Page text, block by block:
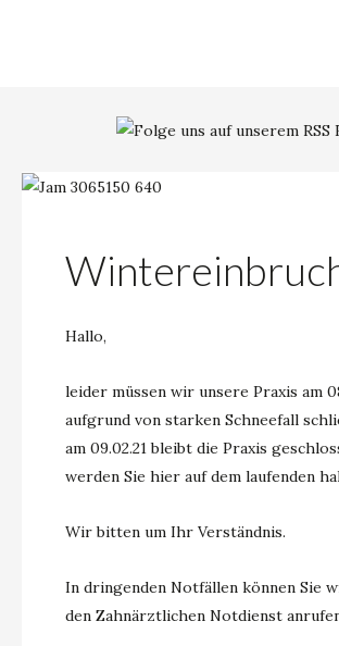
Hallo,
leider müssen wir unsere Praxis am
aufgrund von starken Schneefall
am 09.02.21 bleibt die Praxis
werden Sie hier auf dem laufenden
Wir bitten um Ihr Verständnis.
In dringenden Notfällen können Sie
den Zahnärztlichen Notdienst